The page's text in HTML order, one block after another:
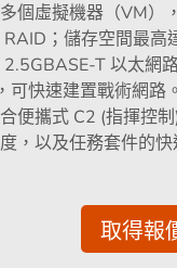
個虛擬機器（VM）
；儲存空間最高
2.5GBASE‑T 以太網
可快速建置戰術網路。
便攜式 C2 (指揮控
，以及任務套件的快
取得報